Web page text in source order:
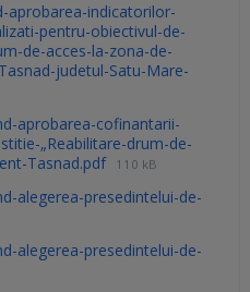
aprobarea-indicatorilor-
pentru-obiectivul-de-
de-acces-la-zona-de-
judetul-Satu-Mare-
aprobarea-cofinantarii-
„Reabilitare-drum-de-
Tasnad.pdf 110 kB
alegerea-presedintelui-de-
alegerea-presedintelui-de-